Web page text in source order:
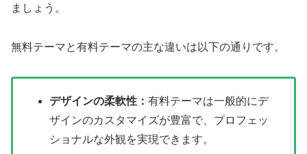
ましょう。
無料テーマと有料テーマの主な違いは以下の通りです。
デザインの柔軟性：有料テーマは一般的にデ
ザインのカスタマイズが豊富で、プロフェッ
ショナルな外観を実現できます。